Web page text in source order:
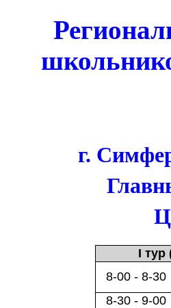
г.
I тур
8-00 - 8-30
8-30 - 9-00